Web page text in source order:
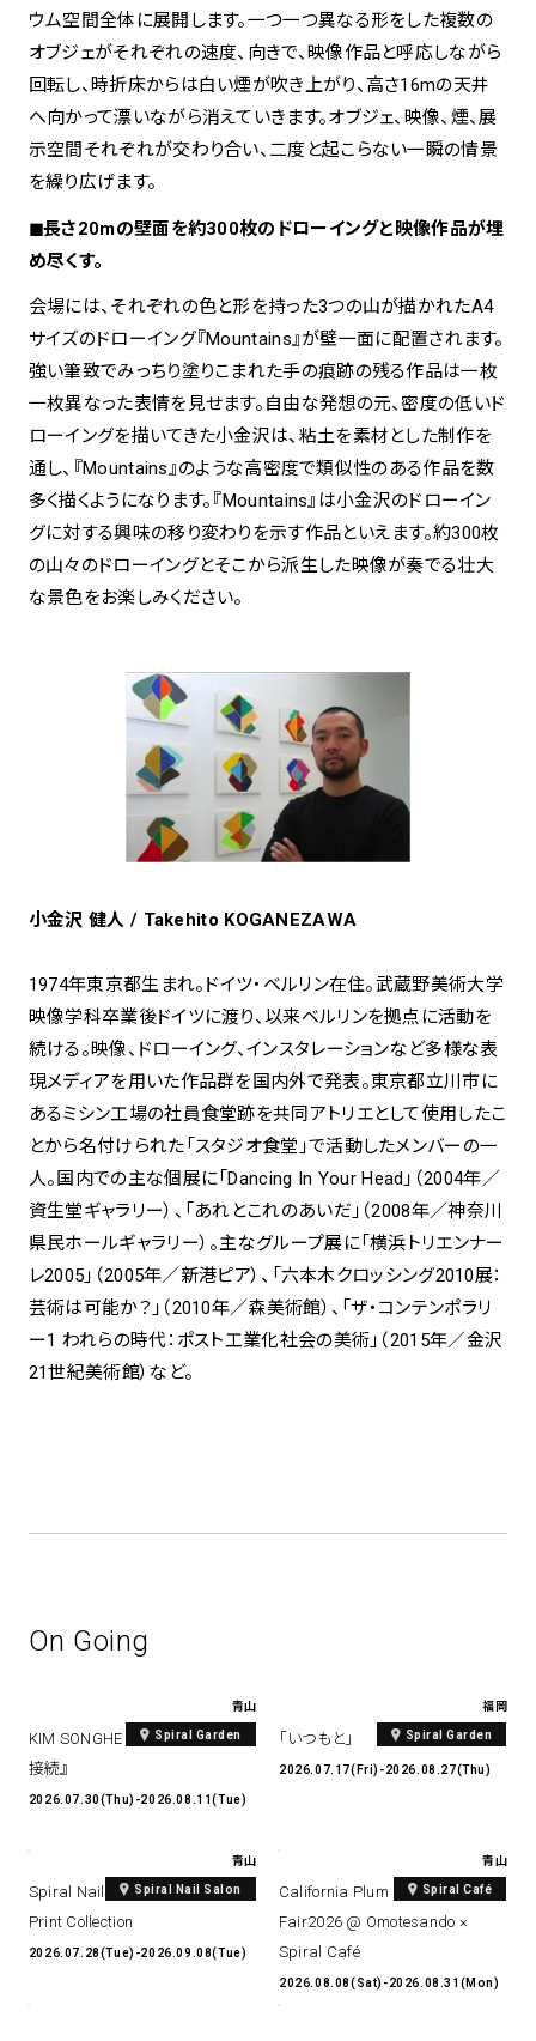
ウム空間全体に展開します。一つ一つ異なる形をした複数の
オブジェがそれぞれの速度、向きで、映像作品と呼応しながら
回転し、時折床からは白い煙が吹き上がり、高さ16mの天井
へ向かって漂いながら消えていきます。オブジェ、映像、煙、展
示空間それぞれが交わり合い、二度と起こらない一瞬の情景
を繰り広げます。
◼︎長さ20mの壁面を約300枚のドローイングと映像作品が埋
め尽くす。
会場には、それぞれの色と形を持った3つの山が描かれたA4
サイズのドローイング『Mountains』が壁一面に配置されます。
強い筆致でみっちり塗りこまれた手の痕跡の残る作品は一枚
一枚異なった表情を見せます。自由な発想の元、密度の低いド
ローイングを描いてきた小金沢は、粘土を素材とした制作を
通し、『Mountains』のような高密度で類似性のある作品を数
多く描くようになります。『Mountains』は小金沢のドローイン
グに対する興味の移り変わりを示す作品といえます。約300枚
の山々のドローイングとそこから派生した映像が奏でる壮大
な景色をお楽しみください。
小金沢 健人 / Takehito KOGANEZAWA
1974年東京都生まれ。ドイツ・ベルリン在住。武蔵野美術大学
映像学科卒業後ドイツに渡り、以来ベルリンを拠点に活動を
続ける。映像、ドローイング、インスタレーションなど多様な表
現メディアを用いた作品群を国内外で発表。東京都立川市に
あるミシン工場の社員食堂跡を共同アトリエとして使用したこ
とから名付けられた「スタジオ食堂」で活動したメンバーの一
人。国内での主な個展に「Dancing In Your Head」（2004年／
資生堂ギャラリー）、「あれとこれのあいだ」（2008年／神奈川
県民ホールギャラリー）。主なグループ展に「横浜トリエンナー
レ2005」（2005年／新港ピア）、「六本木クロッシング2010展：
芸術は可能か？」（2010年／森美術館）、「ザ・コンテンポラリ
ー1 われらの時代：ポスト工業化社会の美術」（2015年／金沢
21世紀美術館）など。
On Going
青山
Spiral Garden
KIM SONGHE EXHIBITION 『愛と
接続』
2026.07.30(Thu)-2026.08.11(Tue)
福岡
Spiral Garden
「いつもと」
2026.07.17(Fri)-2026.08.27(Thu)
青山
Spiral Nail Salon
Spiral Nail Salon Art #14 Spiral
Print Collection
2026.07.28(Tue)-2026.09.08(Tue)
青山
Spiral Café
California Plum & Nectarine
Fair2026 @ Omotesando ×
Spiral Café
2026.08.08(Sat)-2026.08.31(Mon)